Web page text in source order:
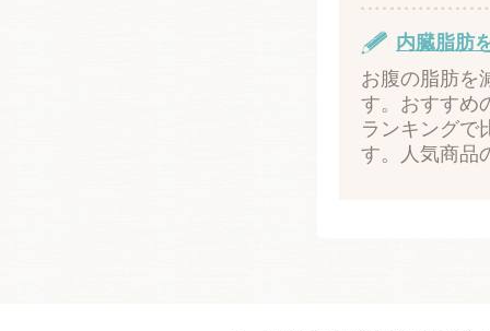
内臓脂肪
お腹の脂肪を
す。おすすめ
ランキングで
す。人気商品